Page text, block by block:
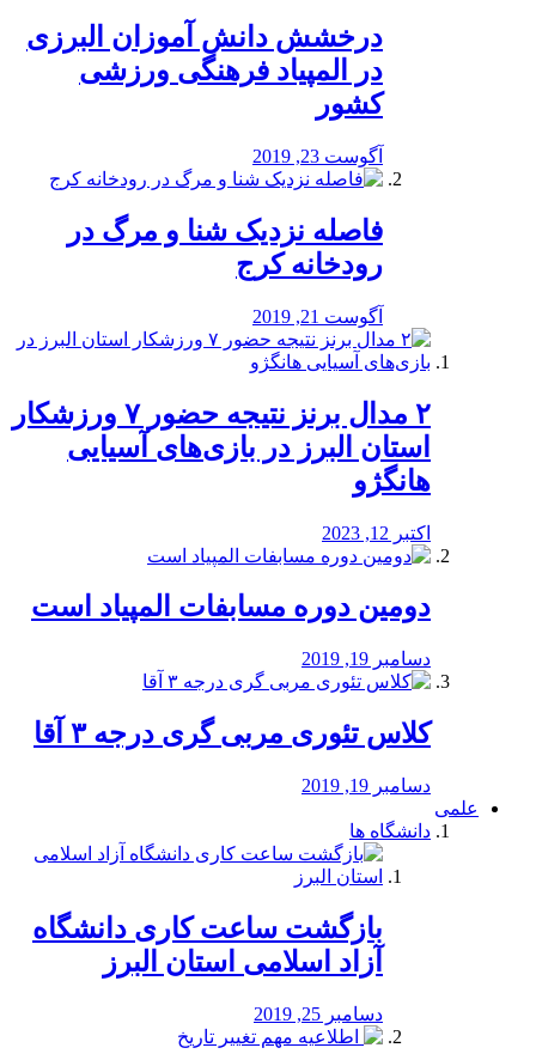
درخشش دانش آموزان البرزی
در المپیاد فرهنگی ورزشی
کشور
آگوست 23, 2019
️فاصله نزدیک شنا و مرگ در
رودخانه کرج
آگوست 21, 2019
۲ مدال برنز نتیجه حضور ۷ ورزشکار
استان البرز در بازی‌های آسیایی
هانگژو
اکتبر 12, 2023
دومین دوره مسابفات المپیاد است
دسامبر 19, 2019
کلاس تئوری مربی گری درجه ۳ آقا
دسامبر 19, 2019
علمی
دانشگاه ها
بازگشت ساعت کاری دانشگاه
آزاد اسلامی استان البرز
دسامبر 25, 2019